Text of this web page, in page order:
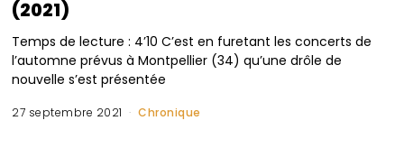
(2021)
Temps de lecture : 4’10 C’est en furetant les concerts de
l’automne prévus à Montpellier (34) qu’une drôle de
nouvelle s’est présentée
27 septembre 2021 Chronique